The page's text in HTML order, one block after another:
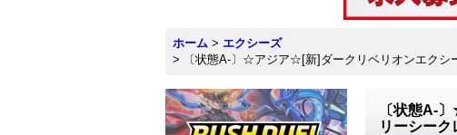
ホーム > エクシーズ
>
〔状態A-〕☆アジア☆[新]ダークリベリオンエクシ
〔状態A-
リーシー